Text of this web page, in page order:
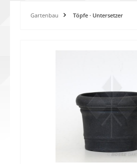
Gartenbau Töpfe · Untersetzer